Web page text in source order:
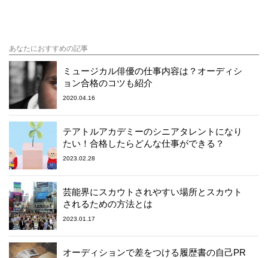
あなたにおすすめの記事
ミュージカル俳優の仕事内容は？オーディシ
ョン合格のコツも紹介
2020.04.16
テアトルアカデミーのシニアタレントになり
たい！合格したらどんな仕事ができる？
2023.02.28
芸能界にスカウトされやすい場所とスカウト
されるための方法とは
2023.01.17
オーディションで差をつける履歴書の自己PR